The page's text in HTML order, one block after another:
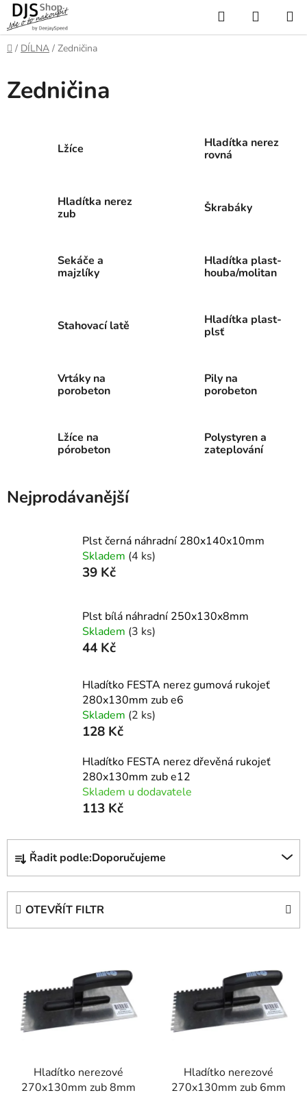
Přejít
na
obsah
Hledat
KOŠÍK
Domů
/ DÍLNA / Zedničina
Zedničina
Lžíce
Hladítka nerez
rovná
Hladítka nerez
zub
Škrabáky
Sekáče a
majzlíky
Hladítka plast-
houba/molitan
Stahovací latě
Hladítka plast-
plsť
Vrtáky na
porobeton
Pily na
porobeton
Lžíce na
pórobeton
Polystyren a
zateplování
Nejprodávanější
Plst černá náhradní 280x140x10mm
Skladem (4 ks)
39 Kč
Plst bílá náhradní 250x130x8mm
Skladem (3 ks)
44 Kč
Hladítko FESTA nerez gumová rukojeť
280x130mm zub e6
Skladem (2 ks)
128 Kč
Hladítko FESTA nerez dřevěná rukojeť
280x130mm zub e12
Skladem u dodavatele
113 Kč
Ř
z
Řadit podle:Doporučujeme
OTEVŘÍT FILTR
Hladítko nerezové
270x130mm zub 8mm
Hladítko nerezové
270x130mm zub 6mm